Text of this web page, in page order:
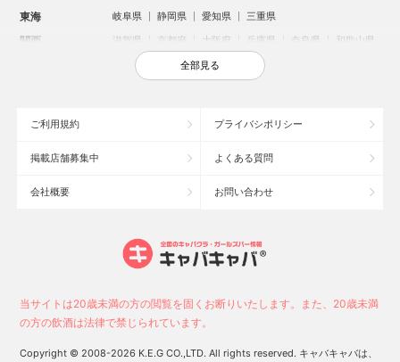
東海 岐阜県 静岡県 愛知県 三重県
関西 滋賀県 京都府 大阪府 兵庫県 奈良県 和歌山県
鳥取県 島根県 岡山県 広島県
沖縄県
大宮のキャバクラ
六本木のキャバクラ
池袋駅（西口）のキャバクラ
長野市のキャバクラ
宇都宮市のキャバクラ
全部見る
ご利用規約 プライバシポリシー
掲載店舗募集中 よくある質問
会社概要 お問い合わせ
当サイトは20歳未満の方の閲覧を固くお断りいたします。また、20歳未満
の方の飲酒は法律で禁じられています。
Copyright © 2008-2026 K.E.G CO.,LTD. All rights reserved. キャバキャバは、